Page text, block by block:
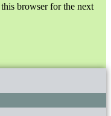
browser for the next